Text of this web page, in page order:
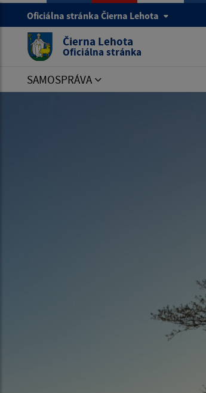
Oficiálna stránka Čierna Lehota
Čierna Lehota
Oficiálna stránka
SAMOSPRÁVA